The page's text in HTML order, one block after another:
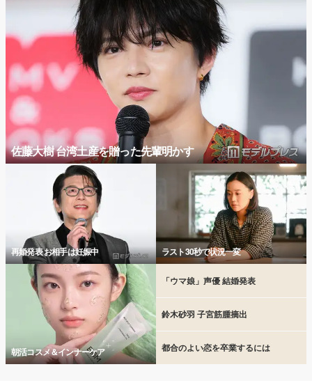
佐藤大樹 台湾土産を贈った先輩明かす
再婚発表 お相手は妊娠中 ラスト30秒で状況一変
朝活コスメ＆インナーケア
「ウマ娘」声優 結婚発表
鈴木砂羽 子宮筋腫摘出
都合のよい恋を卒業するには